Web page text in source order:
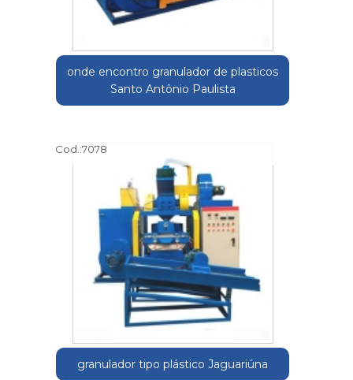
onde encontro granulador de plasticos
Santo Antônio Paulista
Cod.:7078
granulador tipo plástico Jaguariúna